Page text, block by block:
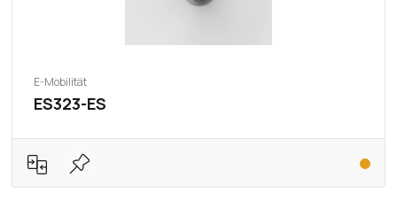
E-Mobilität
ES323-ES